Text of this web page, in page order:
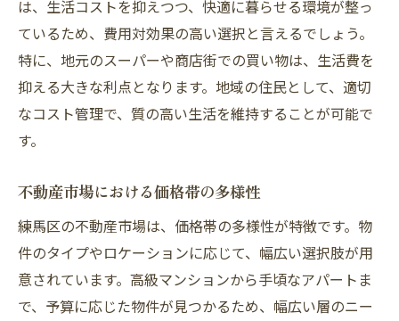
は、生活コストを抑えつつ、快適に暮らせる環境が整っ
ているため、費用対効果の高い選択と言えるでしょう。
特に、地元のスーパーや商店街での買い物は、生活費を
抑える大きな利点となります。地域の住民として、適切
なコスト管理で、質の高い生活を維持することが可能で
す。
不動産市場における価格帯の多様性
練馬区の不動産市場は、価格帯の多様性が特徴です。物
件のタイプやロケーションに応じて、幅広い選択肢が用
意されています。高級マンションから手頃なアパートま
で、予算に応じた物件が見つかるため、幅広い層のニー